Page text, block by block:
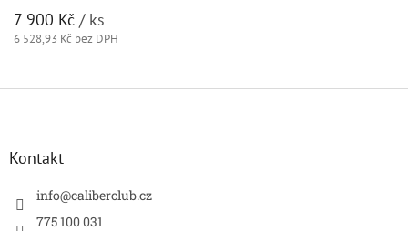
7 900 Kč / ks
6 528,93 Kč bez DPH
Z
Kontakt
info@caliberclub.cz
775 100 031